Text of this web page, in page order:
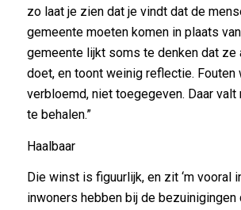
zo laat je zien dat je vindt dat de
gemeente moeten komen in plaats
gemeente lijkt soms te denken dat ze
doet, en toont weinig reflectie. Fouten
verbloemd, niet toegegeven. Daar
te behalen.”
Haalbaar
Die winst is figuurlijk, en zit ‘m vooral
inwoners hebben bij de bezuinigingen